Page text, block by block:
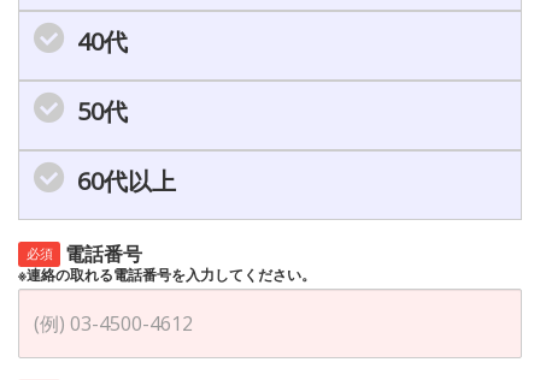
40代
50代
60代以上
必須 電話番号
※連絡の取れる電話番号を入力してください。